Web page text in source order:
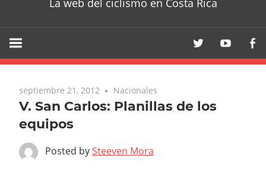
La web del ciclismo en Costa Rica
septiembre 21, 2012 Nacionales
V. San Carlos: Planillas de los
equipos
Posted bySteeven Mora